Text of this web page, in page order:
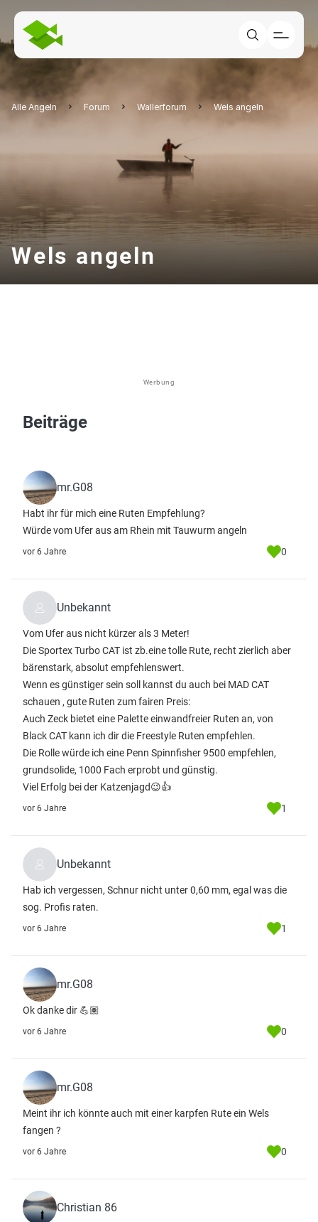
Alle Angeln Forum Wallerforum Wels angeln
Wels angeln
Werbung
Beiträge
mr.G08
Habt ihr für mich eine Ruten Empfehlung?
Würde vom Ufer aus am Rhein mit Tauwurm angeln
vor 6 Jahre 0
Unbekannt
Vom Ufer aus nicht kürzer als 3 Meter!
Die Sportex Turbo CAT ist zb.eine tolle Rute, recht zierlich aber
bärenstark, absolut empfehlenswert.
Wenn es günstiger sein soll kannst du auch bei MAD CAT
schauen , gute Ruten zum fairen Preis:
Auch Zeck bietet eine Palette einwandfreier Ruten an, von
Black CAT kann ich dir die Freestyle Ruten empfehlen.
Die Rolle würde ich eine Penn Spinnfisher 9500 empfehlen,
grundsolide, 1000 Fach erprobt und günstig.
Viel Erfolg bei der Katzenjagd😉👍
vor 6 Jahre 1
Unbekannt
Hab ich vergessen, Schnur nicht unter 0,60 mm, egal was die
sog. Profis raten.
vor 6 Jahre 1
mr.G08
Ok danke dir 💪🏽
vor 6 Jahre 0
mr.G08
Meint ihr ich könnte auch mit einer karpfen Rute ein Wels
fangen ?
vor 6 Jahre 0
Christian 86